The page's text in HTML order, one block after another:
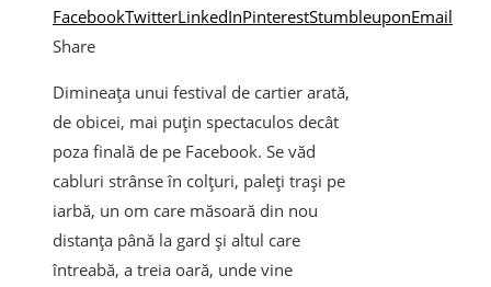
FacebookTwitterLinkedInPinterestStumbleuponEmail
Share
Dimineața unui festival de cartier arată,
de obicei, mai puțin spectaculos decât
poza finală de pe Facebook. Se văd
cabluri strânse în colțuri, paleți trași pe
iarbă, un om care măsoară din nou
distanța până la gard și altul care
întreabă, a treia oară, unde vine